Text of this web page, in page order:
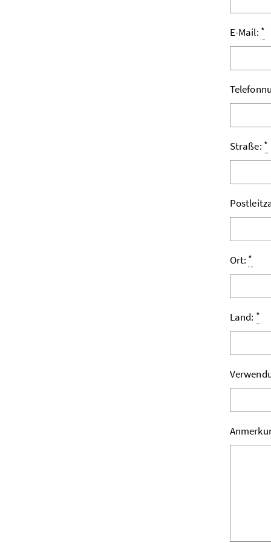
E-Mail: *
Straße: *
Ort: *
Land: *